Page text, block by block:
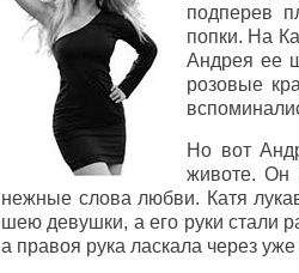
подперев
попки. На
Андрея ее
розовые
Но вот
животе. Он
нежные слова любви. Катя
шею девушки, а его руки стали
а правоя рука ласкала через